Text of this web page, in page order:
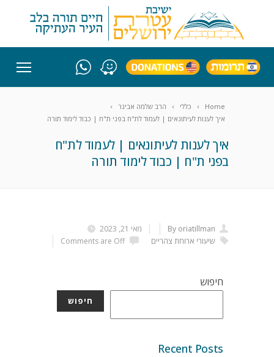
Home כללי
הרב שלמה אבינר
איך לענות לעיתונאים | לעמוד לת"ח בפני ת"ח | כבוד לימוד תורה
איך לענות לעיתונאים | לעמוד לת"ח
בפני ת"ח | כבוד לימוד תורה
מאי 21, 2023
By oriatillman
Comments are Off
שיעורי ארוחת צהריים
חיפוש
חיפוש
Recent Posts